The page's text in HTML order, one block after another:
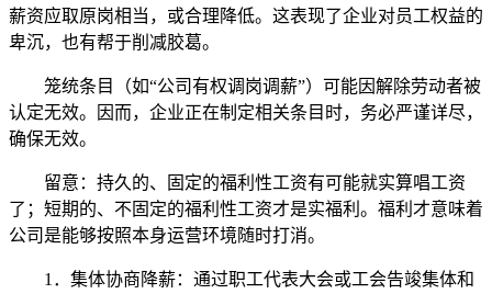
薪资应取原岗相当，或合理降低。这表现了企业对员工权益的
卑沉，也有帮于削减胶葛。
笼统条目（如“公司有权调岗调薪”）可能因解除劳动者被
认定无效。因而，企业正在制定相关条目时，务必严谨详尽，
确保无效。
留意：持久的、固定的福利性工资有可能就实算唱工资
了；短期的、不固定的福利性工资才是实福利。福利才意味着
公司是能够按照本身运营环境随时打消。
1．集体协商降薪：通过职工代表大会或工会告竣集体和